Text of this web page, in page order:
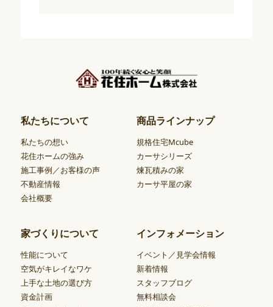
私たちについて
私たちの想い
花住ホームの強み
施工事例／お客様の声
不動産情報
会社概要
商品ラインナップ
規格住宅Mcube
カーサシリーズ
煉瓦積みの家
カーサ平屋の家
家づくりについて
性能について
空気がキレイなワケ
上手な土地の選び方
資金計画
インフォメーション
イベント／見学会情報
新着情報
スタッフブログ
無料相談会